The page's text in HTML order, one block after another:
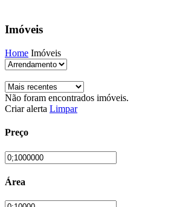
Imóveis
Home Imóveis
Não foram encontrados imóveis.
Criar alerta Limpar
Preço
Área